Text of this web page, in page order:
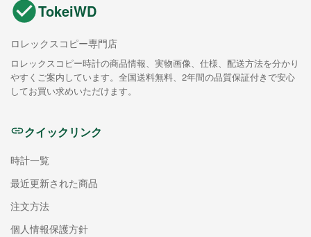
TokeiWD
ロレックスコピー専門店
ロレックスコピー時計の商品情報、実物画像、仕様、配送方法を分かり
やすくご案内しています。全国送料無料、2年間の品質保証付きで安心
してお買い求めいただけます。
クイックリンク
時計一覧
最近更新された商品
注文方法
個人情報保護方針